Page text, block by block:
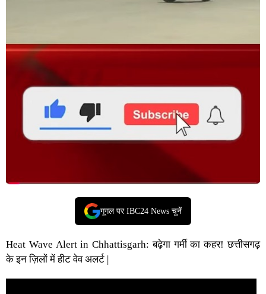
गूगल पर IBC24 News चुनें
Heat Wave Alert in Chhattisgarh: बढ़ेगा गर्मी का कहर! छत्तीसगढ़
के इन ज़िलों में हीट वेव अलर्ट |